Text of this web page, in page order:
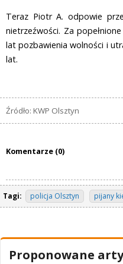
Teraz Piotr A. odpowie
nietrzeźwości. Za
lat pozbawienia wolności i
lat.
Źródło: KWP Olsztyn
Komentarze (0)
Tagi: policja Olsztyn pijany
Proponowane